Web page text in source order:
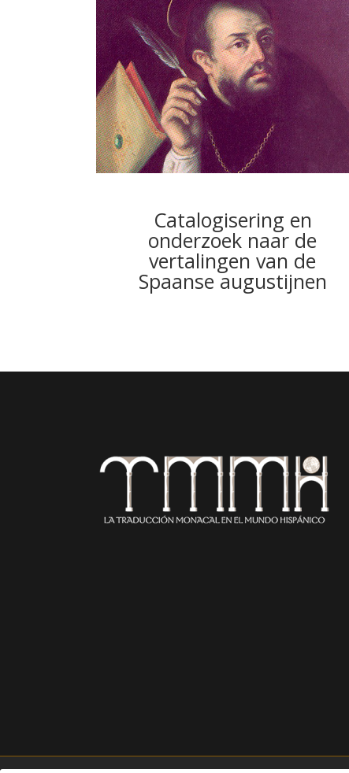
Catalogisering en
onderzoek naar de
vertalingen van de
Spaanse augustijnen